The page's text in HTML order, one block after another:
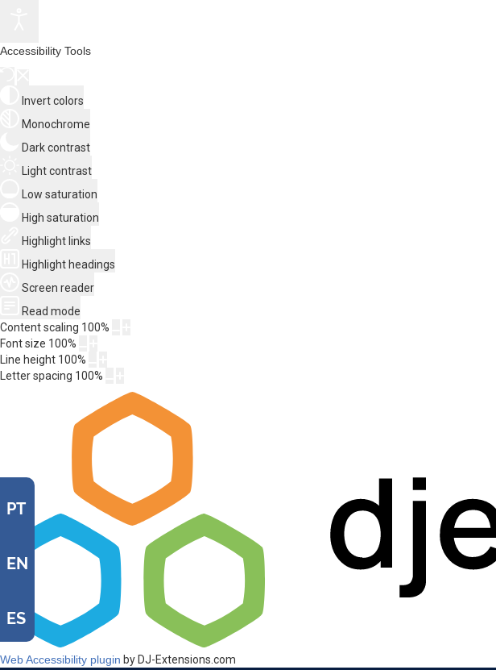
Accessibility Tools
Invert colors
Monochrome
Dark contrast
Light contrast
Low saturation
High saturation
Highlight links
Highlight headings
Screen reader
Read mode
Content scaling 100%
Font size 100%
Line height 100%
Letter spacing 100%
Web Accessibility plugin by DJ-Extensions.com
PT
EN
ES